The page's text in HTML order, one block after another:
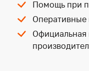
Помощь при
Оперативные
Официальная